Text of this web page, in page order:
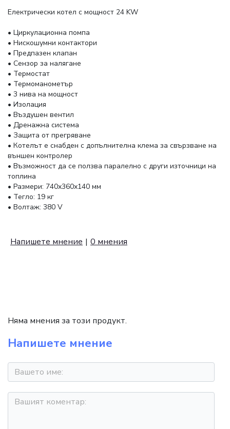
Електрически котел с мощност 24 KW
• Циркулационна помпа
• Нискошумни контактори
• Предпазен клапан
• Сензор за налягане
• Термостат
• Термоманометър
• 3 нива на мощност
• Изолация
• Въздушен вентил
• Дренажна система
• Защита от прегряване
• Котелът е снабден с допълнителна клема за свързване на
външен контролер
• Възможност да се ползва паралелно с други източници на
топлина
• Размери: 740х360х140 мм
• Тегло: 19 кг
• Волтаж: 380 V
Напишете мнение | 0 мнения
Няма мнения за този продукт.
Напишете мнение